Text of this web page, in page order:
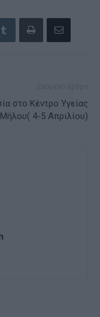
στο Κέντρο Υγείας
Μήλου( 4-5 Απριλίου)